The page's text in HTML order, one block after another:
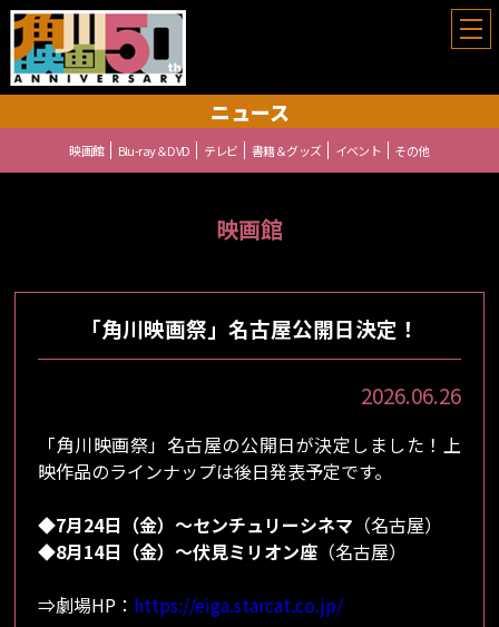
ニュース
映画館 Blu-ray＆DVD テレビ 書籍＆グッズ イベント その他
映画館
「角川映画祭」名古屋公開日決定！
2026.06.26
「角川映画祭」名古屋の公開日が決定しました！上
映作品のラインナップは後日発表予定です。
◆7月24日（金）～センチュリーシネマ （名古屋）
◆8月14日（金）～伏見ミリオン座 （名古屋）
⇒劇場HP： https://eiga.starcat.co.jp/